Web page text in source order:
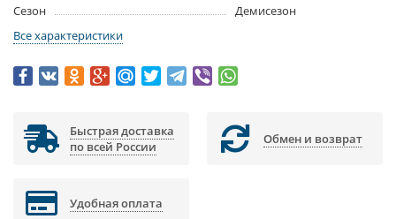
Сезон
Демисезон
Все характеристики
Быстрая доставка
по всей России
Обмен и возврат
Удобная оплата